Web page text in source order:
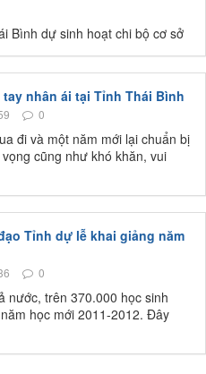
Bình dự sinh hoạt chi bộ cơ sở
nhân ái tại Tỉnh Thái Bình
0
đi và một năm mới lại chuẩn bị
cũng như khó khăn, vui
Tỉnh dự lễ khai giảng năm
0
nước, trên 370.000 học sinh
học mới 2011-2012. Đây